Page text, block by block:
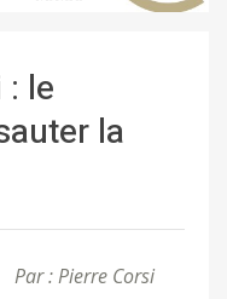
le
la
Par : Pierre Corsi